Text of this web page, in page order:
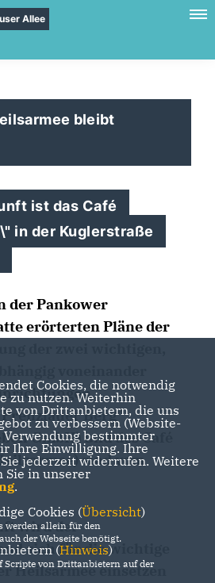
Allee
bleibt
ist das Café
in der Kuglerstraße
der Pankower
erörterten Pläne der
Berg"
GmbH) und des Café
sind vom
wird der
sich für die wichtige
Heilsarmee einsetzen
Cookies, die notwendig
zu nutzen. Weiterhin
von Drittanbietern, die uns
zu verbessern (Website-
bestimmter
Ihre Einwilligung. Ihre
jederzeit widerrufen. Weitere
Sie in unserer
.
Cookies (Übersicht)
werden allein für den
der Webseite benötigt.
(Hinweis)
Scripte von Drittanbietern auf der